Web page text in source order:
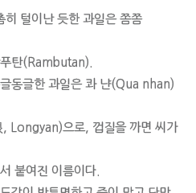
듯한 과일은 쫌쫌
일은 콰 냔(Qua nhan)
으로, 껍질을 까면 씨가
이름이다.